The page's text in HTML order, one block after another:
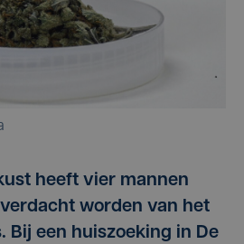
heeft vier mannen
worden van het
Bij een huiszoeking in De